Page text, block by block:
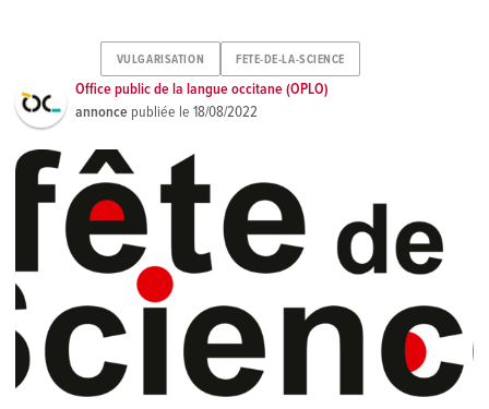
VULGARISATION FETE-DE-LA-SCIENCE
Office public de la langue occitane (OPLO)
annonce publiée le18/08/2022